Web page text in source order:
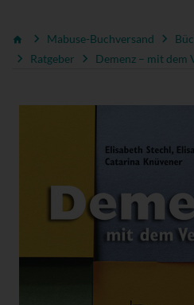
Mabuse-Buchversand
Ratgeber
Demenz – mit dem